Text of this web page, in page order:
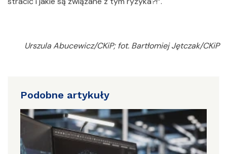
Urszula Abucewicz/CKiP; fot. Bartłomiej Jętczak/CKiP
Podobne artykuły